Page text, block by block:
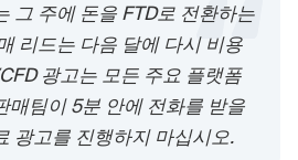
그 주에 돈을 FTD로 전환하는
리드는 다음 달에 다시 비용
광고는 모든 주요 플랫폼
매팀이 5분 안에 전화를 받을
광고를 진행하지 마십시오.